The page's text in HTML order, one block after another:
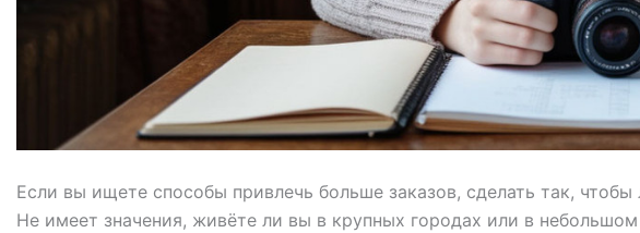
Если вы ищете способы привлечь больше заказов, сделать так,
Не имеет значения, живёте ли вы в крупных городах или в